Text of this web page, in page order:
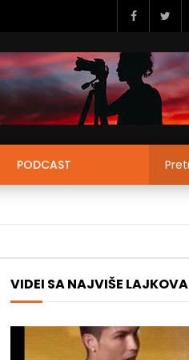
PODCAST
VIDEI SA NAJVIŠE LAJKOVA